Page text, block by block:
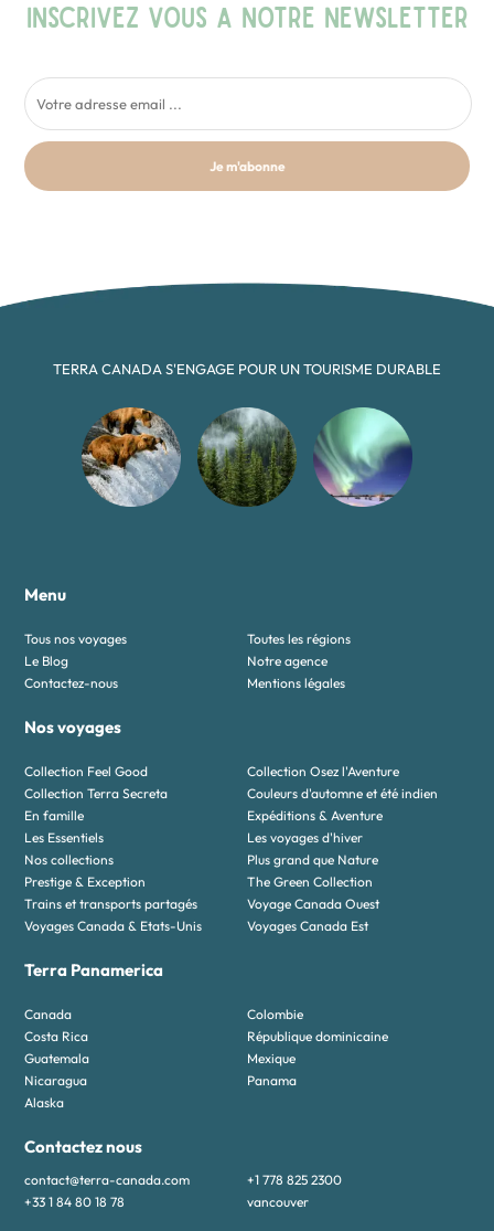
INSCRIVEZ VOUS A NOTRE NEWSLETTER
Je m'abonne
TERRA CANADA S'ENGAGE POUR UN TOURISME DURABLE
Menu
Tous nos voyages
Toutes les régions
Le Blog
Notre agence
Contactez-nous
Mentions légales
Nos voyages
Collection Feel Good
Collection Osez l'Aventure
Collection Terra Secreta
Couleurs d'automne et été indien
En famille
Expéditions & Aventure
Les Essentiels
Les voyages d'hiver
Nos collections
Plus grand que Nature
Prestige & Exception
The Green Collection
Trains et transports partagés
Voyage Canada Ouest
Voyages Canada & Etats-Unis
Voyages Canada Est
Terra Panamerica
Canada
Colombie
Costa Rica
République dominicaine
Guatemala
Mexique
Nicaragua
Panama
Alaska
Contactez nous
contact@terra-canada.com
+1 778 825 2300
+33 1 84 80 18 78
vancouver